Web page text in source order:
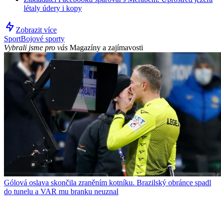
létaly údery i kopy
Zobrazit více
SportBojové sporty
Vybrali jsme pro vás Magazíny a zajímavosti
Gólová oslava skončila zraněním kotníku. Brazilský obránce spadl
do tunelu a VAR mu branku neuznal